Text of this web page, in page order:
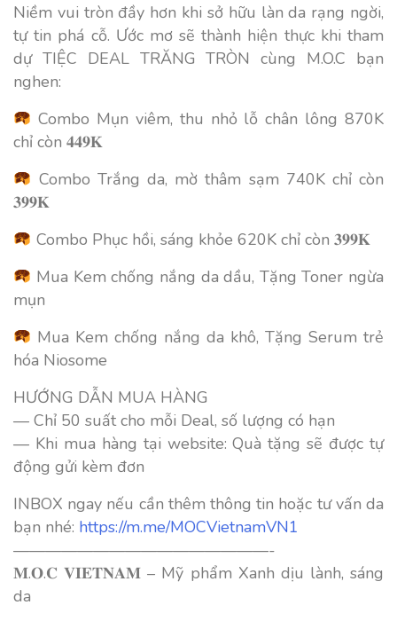
Niềm vui tròn đầy hơn khi sở hữu làn da rạng ngời,
tự tin phá cỗ. Ước mơ sẽ thành hiện thực khi tham
dự TIỆC DEAL TRĂNG TRÒN cùng M.O.C bạn
nghen:
Combo Mụn viêm, thu nhỏ lỗ chân lông 870K
chỉ còn 𝟒𝟒𝟗𝐊
Combo Trắng da, mờ thâm sạm 740K chỉ còn
𝟑𝟗𝟗𝐊
Combo Phục hồi, sáng khỏe 620K chỉ còn 𝟑𝟗𝟗𝐊
Mua Kem chống nắng da dầu, Tặng Toner ngừa
mụn
Mua Kem chống nắng da khô, Tặng Serum trẻ
hóa Niosome
HƯỚNG DẪN MUA HÀNG
— Chỉ 50 suất cho mỗi Deal, số lượng có hạn
— Khi mua hàng tại website: Quà tặng sẽ được tự
động gửi kèm đơn
INBOX ngay nếu cần thêm thông tin hoặc tư vấn da
bạn nhé: https://m.me/MOCVietnamVN1
————————————————-
𝐌.𝐎.𝐂 𝐕𝐈𝐄𝐓𝐍𝐀𝐌 – Mỹ phẩm Xanh dịu lành, sáng
da